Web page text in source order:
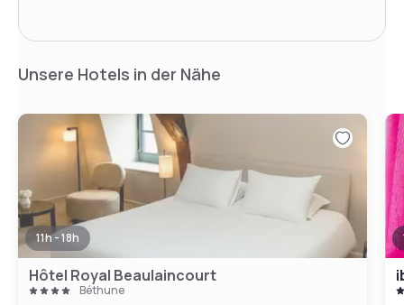
Unsere Hotels in der Nähe
11h - 18h
Hôtel Royal Beaulaincourt
Béthune